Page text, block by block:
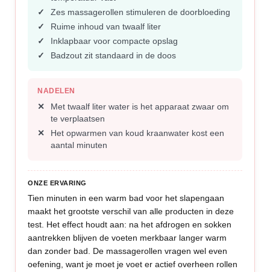
Zes massagerollen stimuleren de doorbloeding
Ruime inhoud van twaalf liter
Inklapbaar voor compacte opslag
Badzout zit standaard in de doos
NADELEN
Met twaalf liter water is het apparaat zwaar om
te verplaatsen
Het opwarmen van koud kraanwater kost een
aantal minuten
ONZE ERVARING
Tien minuten in een warm bad voor het slapengaan
maakt het grootste verschil van alle producten in deze
test. Het effect houdt aan: na het afdrogen en sokken
aantrekken blijven de voeten merkbaar langer warm
dan zonder bad. De massagerollen vragen wel even
oefening, want je moet je voet er actief overheen rollen